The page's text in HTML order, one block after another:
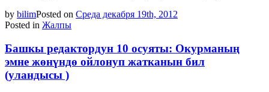
by bilimPosted on Среда декабря 19th, 2012
Posted in Жалпы
Башкы редактордун 10 осуяты: Окурманың
эмне жөнүндө ойлонуп жатканын бил
(уландысы )